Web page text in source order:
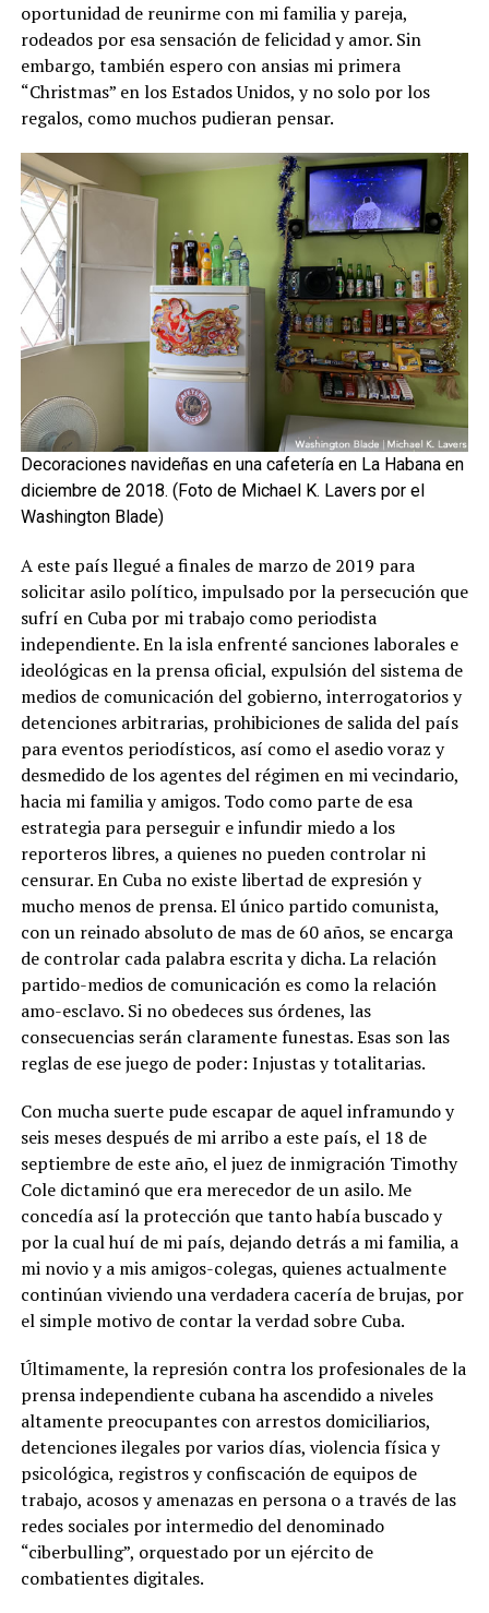
oportunidad de reunirme con mi familia y pareja,
rodeados por esa sensación de felicidad y amor. Sin
embargo, también espero con ansias mi primera
“Christmas” en los Estados Unidos, y no solo por los
regalos, como muchos pudieran pensar.
Decoraciones navideñas en una cafetería en La Habana en
diciembre de 2018. (Foto de Michael K. Lavers por el
Washington Blade)
A este país llegué a finales de marzo de 2019 para
solicitar asilo político, impulsado por la persecución que
sufrí en Cuba por mi trabajo como periodista
independiente. En la isla enfrenté sanciones laborales e
ideológicas en la prensa oficial, expulsión del sistema de
medios de comunicación del gobierno, interrogatorios y
detenciones arbitrarias, prohibiciones de salida del país
para eventos periodísticos, así como el asedio voraz y
desmedido de los agentes del régimen en mi vecindario,
hacia mi familia y amigos. Todo como parte de esa
estrategia para perseguir e infundir miedo a los
reporteros libres, a quienes no pueden controlar ni
censurar. En Cuba no existe libertad de expresión y
mucho menos de prensa. El único partido comunista,
con un reinado absoluto de mas de 60 años, se encarga
de controlar cada palabra escrita y dicha. La relación
partido-medios de comunicación es como la relación
amo-esclavo. Si no obedeces sus órdenes, las
consecuencias serán claramente funestas. Esas son las
reglas de ese juego de poder: Injustas y totalitarias.
Con mucha suerte pude escapar de aquel inframundo y
seis meses después de mi arribo a este país, el 18 de
septiembre de este año, el juez de inmigración Timothy
Cole dictaminó que era merecedor de un asilo. Me
concedía así la protección que tanto había buscado y
por la cual huí de mi país, dejando detrás a mi familia, a
mi novio y a mis amigos-colegas, quienes actualmente
continúan viviendo una verdadera cacería de brujas, por
el simple motivo de contar la verdad sobre Cuba.
Últimamente, la represión contra los profesionales de la
prensa independiente cubana ha ascendido a niveles
altamente preocupantes con arrestos domiciliarios,
detenciones ilegales por varios días, violencia física y
psicológica, registros y confiscación de equipos de
trabajo, acosos y amenazas en persona o a través de las
redes sociales por intermedio del denominado
“ciberbulling”, orquestado por un ejército de
combatientes digitales.